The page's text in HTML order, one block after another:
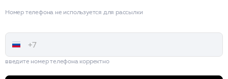
Номер телефона не используется для рассылки
введите номер телефона корректно